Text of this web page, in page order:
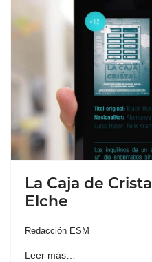
La Caja de
Elche
Redacción ESM
Leer más…